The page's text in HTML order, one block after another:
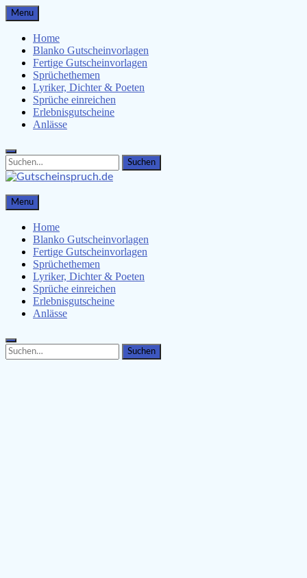
Skip
to
content
Menu
Home
Blanko Gutscheinvorlagen
Fertige Gutscheinvorlagen
Sprüchethemen
Lyriker, Dichter & Poeten
Sprüche einreichen
Erlebnisgutscheine
Anlässe
Search
for:
Search
Gutscheinspruch.de
Gutscheinsprüche & Gutscheinvorlagen finden
Menu
Home
Blanko Gutscheinvorlagen
Fertige Gutscheinvorlagen
Sprüchethemen
Lyriker, Dichter & Poeten
Sprüche einreichen
Erlebnisgutscheine
Anlässe
Search
for:
Search